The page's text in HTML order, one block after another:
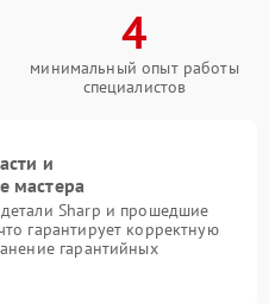
4
минимальный опыт работы
специалистов
и
мастера
Sharp и прошедшие
гарантирует корректную
гарантийных